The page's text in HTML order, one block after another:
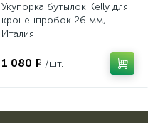
Укупорка бутылок Kelly для
кроненпробок 26 мм,
Италия
1 080 ₽ /шт.